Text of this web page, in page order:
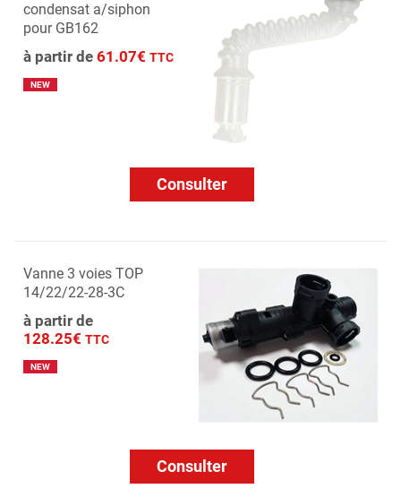
condensat a/siphon
pour GB162
à partir de 61.07€ TTC
NEW
Consulter
Vanne 3 voies TOP
14/22/22-28-3C
à partir de
128.25€ TTC
NEW
Consulter